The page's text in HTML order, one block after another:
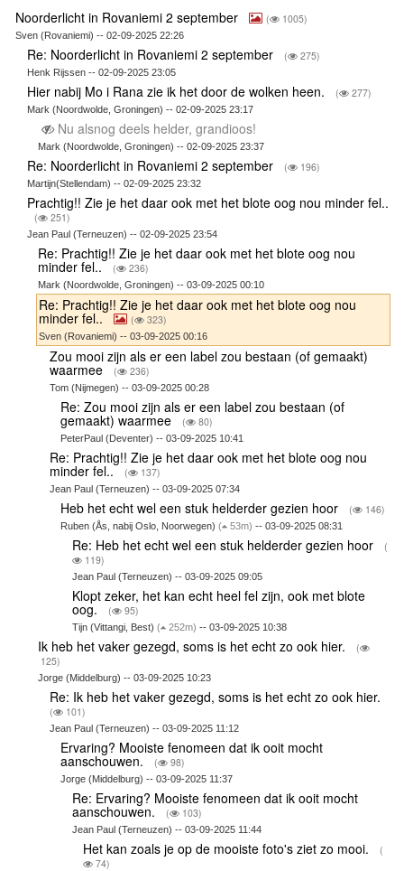
Noorderlicht in Rovaniemi 2 september ( 1005)
Sven (Rovaniemi) -- 02-09-2025 22:26
Re: Noorderlicht in Rovaniemi 2 september ( 275)
Henk Rijssen -- 02-09-2025 23:05
Hier nabij Mo i Rana zie ik het door de wolken heen. ( 277)
Mark (Noordwolde, Groningen) -- 02-09-2025 23:17
Nu alsnog deels helder, grandioos!
Mark (Noordwolde, Groningen) -- 02-09-2025 23:37
Re: Noorderlicht in Rovaniemi 2 september ( 196)
Martijn(Stellendam) -- 02-09-2025 23:32
Prachtig!! Zie je het daar ook met het blote oog nou minder fel..
( 251)
Jean Paul (Terneuzen) -- 02-09-2025 23:54
Re: Prachtig!! Zie je het daar ook met het blote oog nou
minder fel.. ( 236)
Mark (Noordwolde, Groningen) -- 03-09-2025 00:10
Re: Prachtig!! Zie je het daar ook met het blote oog nou
minder fel.. ( 323)
Sven (Rovaniemi) -- 03-09-2025 00:16
Zou mooi zijn als er een label zou bestaan (of gemaakt)
waarmee ( 236)
Tom (Nijmegen) -- 03-09-2025 00:28
Re: Zou mooi zijn als er een label zou bestaan (of
gemaakt) waarmee ( 80)
PeterPaul (Deventer) -- 03-09-2025 10:41
Re: Prachtig!! Zie je het daar ook met het blote oog nou
minder fel.. ( 137)
Jean Paul (Terneuzen) -- 03-09-2025 07:34
Heb het echt wel een stuk helderder gezien hoor ( 146)
Ruben (Ås, nabij Oslo, Noorwegen)( 53m) -- 03-09-2025 08:31
Re: Heb het echt wel een stuk helderder gezien hoor
(
119)
Jean Paul (Terneuzen) -- 03-09-2025 09:05
Klopt zeker, het kan echt heel fel zijn, ook met blote
oog. ( 95)
Tijn (Vittangi, Best) ( 252m) -- 03-09-2025 10:38
Ik heb het vaker gezegd, soms is het echt zo ook hier.
(
125)
Jorge (Middelburg) -- 03-09-2025 10:23
Re: Ik heb het vaker gezegd, soms is het echt zo ook hier.
( 101)
Jean Paul (Terneuzen) -- 03-09-2025 11:12
Ervaring? Mooiste fenomeen dat ik ooit mocht
aanschouwen. ( 98)
Jorge (Middelburg) -- 03-09-2025 11:37
Re: Ervaring? Mooiste fenomeen dat ik ooit mocht
aanschouwen. ( 103)
Jean Paul (Terneuzen) -- 03-09-2025 11:44
Het kan zoals je op de mooiste foto's ziet zo mooi.
(
74)